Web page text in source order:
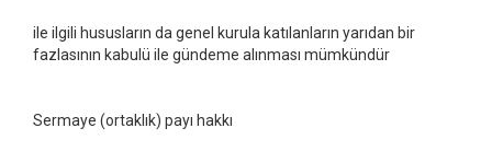
ile ilgili hususların da genel kurula katılanların yarıdan bir
fazlasının kabulü ile gündeme alınması mümkündür
Sermaye (ortaklık) payı hakkı